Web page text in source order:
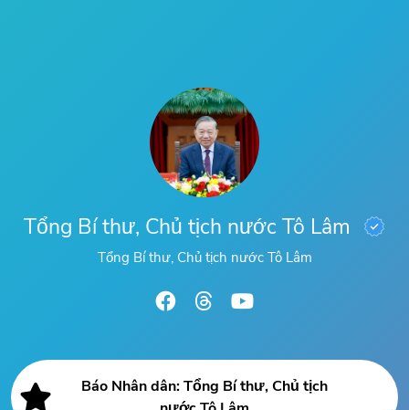
Tổng Bí thư, Chủ tịch nước Tô Lâm
Tổng Bí thư, Chủ tịch nước Tô Lâm
Báo Nhân dân: Tổng Bí thư, Chủ tịch